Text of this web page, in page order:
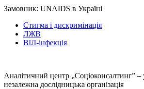
Замовник: UNAIDS в Україні
Стигма і дискримінація
ЛЖВ
ВІЛ-інфекція
Аналітичний центр „Соціоконсалтинг” –
незалежна дослідницька організація